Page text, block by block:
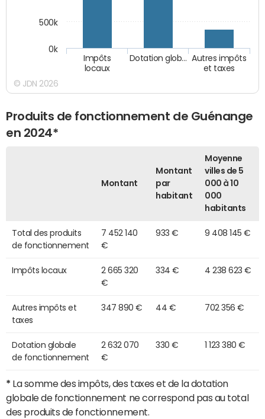
Autres impôts
et taxes
Dotation glob…
Impôts
locaux
0k
500k
© JDN 2026
Produits de fonctionnement de Guénange
en 2024*
Montant
Montant
par
habitant
Moyenne
villes de 5
000 à 10
000
habitants
Total des produits
de fonctionnement
7 452 140
€
933 € 9 408 145 €
Impôts locaux
2 665 320
€
334 € 4 238 623 €
Autres impôts et
taxes
347 890 € 44 € 702 356 €
Dotation globale
de fonctionnement
2 632 070
€
330 € 1 123 380 €
* La somme des impôts, des taxes et de la dotation
globale de fonctionnement ne correspond pas au total
des produits de fonctionnement.